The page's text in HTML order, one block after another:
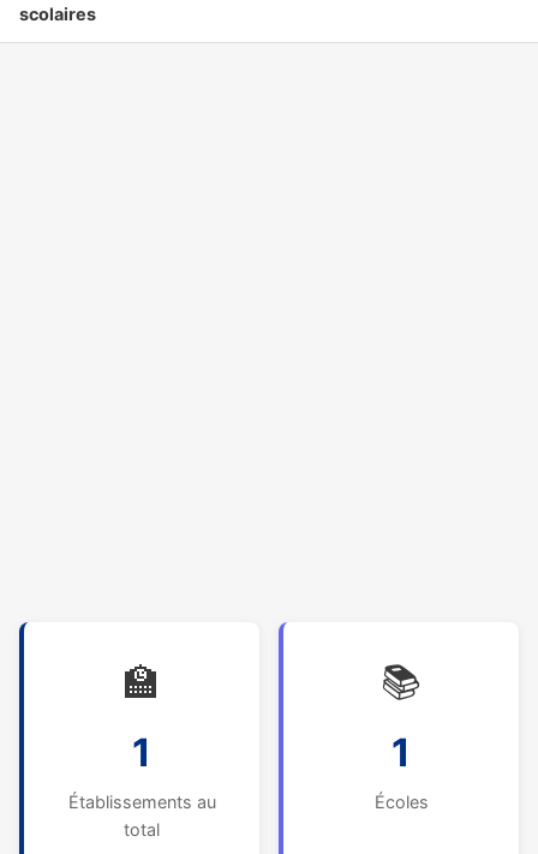
scolaires
🏫
1
Établissements au
total
📚
1
Écoles